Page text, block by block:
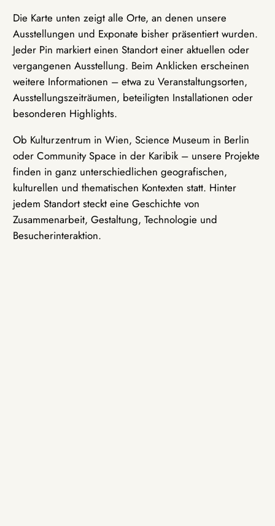
Die Karte unten zeigt alle Orte, an denen unsere
Ausstellungen und Exponate bisher präsentiert wurden.
Jeder Pin markiert einen Standort einer aktuellen oder
vergangenen Ausstellung. Beim Anklicken erscheinen
weitere Informationen – etwa zu Veranstaltungsorten,
Ausstellungszeiträumen, beteiligten Installationen oder
besonderen Highlights.
Ob Kulturzentrum in Wien, Science Museum in Berlin
oder Community Space in der Karibik – unsere Projekte
finden in ganz unterschiedlichen geografischen,
kulturellen und thematischen Kontexten statt. Hinter
jedem Standort steckt eine Geschichte von
Zusammenarbeit, Gestaltung, Technologie und
Besucherinteraktion.